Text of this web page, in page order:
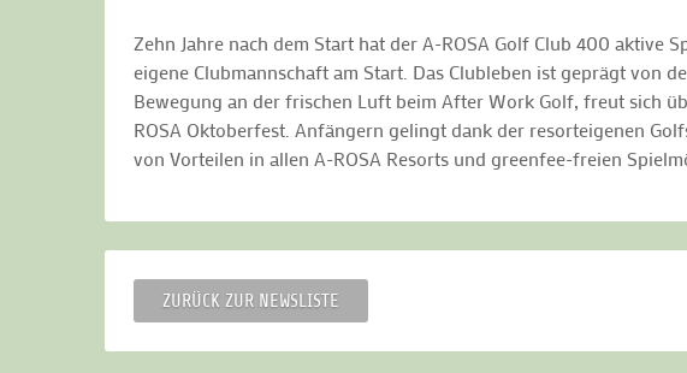
Zehn Jahre nach dem Start hat der A-ROSA Golf Club 400 aktive
eigene Clubmannschaft am Start. Das Clubleben ist geprägt
Bewegung an der frischen Luft beim After Work Golf, freut sich
ROSA Oktoberfest. Anfängern gelingt dank der resorteigenen
von Vorteilen in allen A-ROSA Resorts und greenfee-freien
ZURÜCK ZUR NEWSLISTE